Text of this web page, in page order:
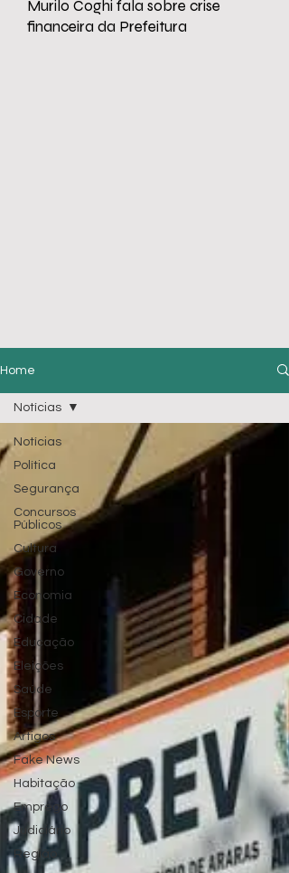
Murilo Coghi fala sobre crise
financeira da Prefeitura
Home
Notícias
Política
Segurança
Concursos
Públicos
Cultura
Governo
Economia
Cidade
Educação
Eleições
Saúde
Esporte
Artigos
Fake News
Habitação
Emprego
Judiciário
Região
Notícias